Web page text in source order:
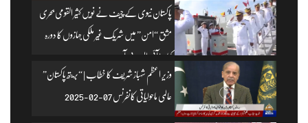
پاکستان نیوی کے چیف نے نویں کثیر القومی بحری
مشق “امن” میں شریک غیر ملکی جہازوں کا دورہ
کیا۔ | آئی ایس پی آر
وزیرِ اعظم شہباز شریف کا خطاب | “بریتھ پاکستان”
عالمی ماحولیاتی کانفرنس 07-02-2025